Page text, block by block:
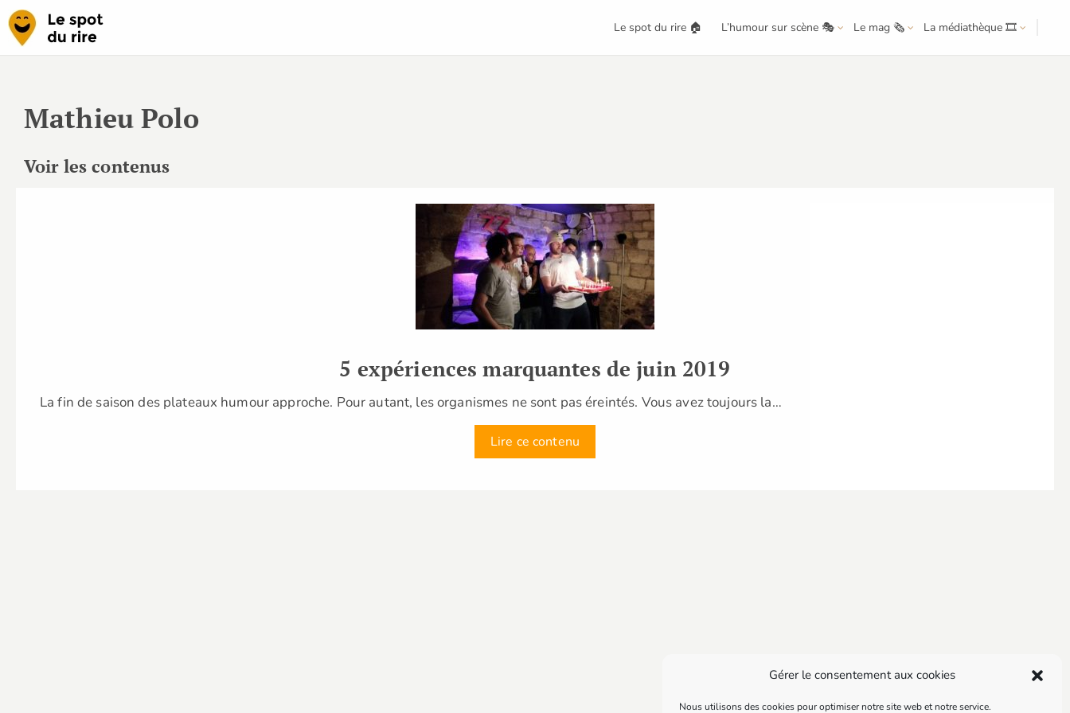
Gérer le consentement aux cookies
Nous utilisons des cookies pour optimiser notre site web et notre service.
Le spot du rire 🏠 L’humour sur scène 🎭 Le mag 🗞️ La médiathèque 🎞️
Mathieu Polo
Voir les contenus
5 expériences marquantes de juin 2019
La fin de saison des plateaux humour approche. Pour autant, les organismes ne sont pas éreintés. Vous avez toujours la…
Lire ce contenu